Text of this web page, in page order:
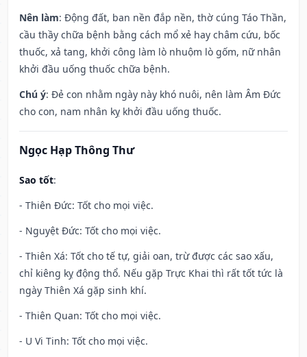
Nên làm: Động đất, ban nền đắp nền, thờ cúng Táo Thần,
cầu thầy chữa bệnh bằng cách mổ xẻ hay châm cứu, bốc
thuốc, xả tang, khởi công làm lò nhuộm lò gốm, nữ nhân
khởi đầu uống thuốc chữa bệnh.
Chú ý: Đẻ con nhằm ngày này khó nuôi, nên làm Âm Đức
cho con, nam nhân kỵ khởi đầu uống thuốc.
Ngọc Hạp Thông Thư
Sao tốt:
- Thiên Đức: Tốt cho mọi việc.
- Nguyệt Đức: Tốt cho mọi việc.
- Thiên Xá: Tốt cho tế tự, giải oan, trừ được các sao xấu,
chỉ kiêng kỵ động thổ. Nếu gặp Trực Khai thì rất tốt tức là
ngày Thiên Xá gặp sinh khí.
- Thiên Quan: Tốt cho mọi việc.
- U Vi Tinh: Tốt cho mọi việc.